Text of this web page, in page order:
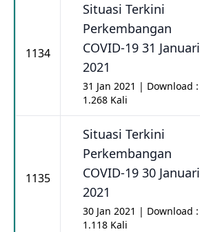
1134
Situasi Terkini
Perkembangan
COVID-19 31 Januari
2021
31 Jan 2021 | Download :
1.268 Kali
1135
Situasi Terkini
Perkembangan
COVID-19 30 Januari
2021
30 Jan 2021 | Download :
1.118 Kali